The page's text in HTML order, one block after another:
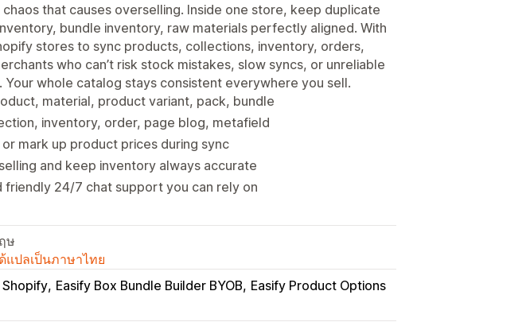
that causes overselling. Inside one store, keep duplicate
bundle inventory, raw materials perfectly aligned. With
stores to sync products, collections, inventory, orders,
who can’t risk stock mistakes, slow syncs, or unreliable
whole catalog stays consistent everywhere you sell.
material, product variant, pack, bundle
inventory, order, page blog, metafield
mark up product prices during sync
and keep inventory always accurate
friendly 24/7 chat support you can rely on
ษ
แปลเป็นภาษาไทย
Easify Box Bundle Builder BYOB Easify Product Options